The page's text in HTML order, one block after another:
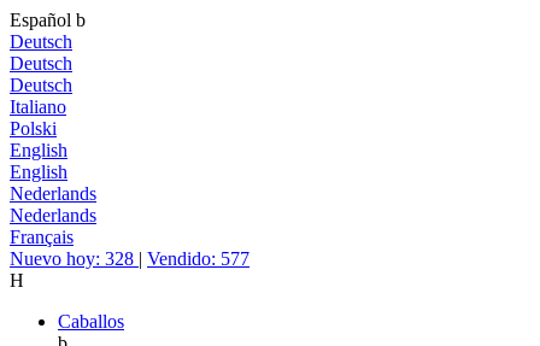
Español b
Deutsch
Deutsch
Deutsch
Italiano
Polski
English
English
Nederlands
Nederlands
Français
Nuevo hoy: 328 | Vendido: 577
H
Caballos